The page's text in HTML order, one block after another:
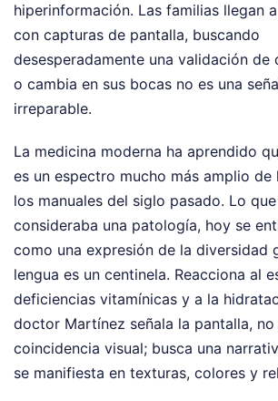
hiperinformación. Las familias llegan
con capturas de pantalla, buscando
desesperadamente una validación de
o cambia en sus bocas no es una
irreparable.
La medicina moderna ha aprendido
es un espectro mucho más amplio de
los manuales del siglo pasado. Lo
consideraba una patología, hoy se
como una expresión de la diversidad
lengua es un centinela. Reacciona al
deficiencias vitamínicas y a la
doctor Martínez señala la pantalla, no
coincidencia visual; busca una
se manifiesta en texturas, colores y